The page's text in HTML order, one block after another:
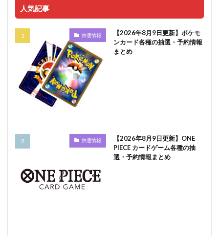
人気記事
抽選情報
【2026年8月9日更新】ポケモ
ンカード各種の抽選・予約情報
まとめ
抽選情報
【2026年8月9日更新】ONE
PIECE カードゲーム各種の抽
選・予約情報まとめ